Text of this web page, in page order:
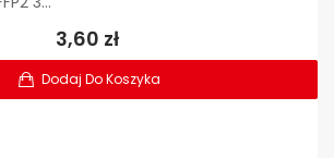
3,60 zł
Dodaj Do Koszyka